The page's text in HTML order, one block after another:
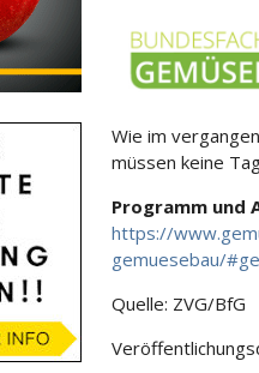
Wie im
müssen keine
Programm und
https://
gemuesebau/
Quelle: ZVG/BfG